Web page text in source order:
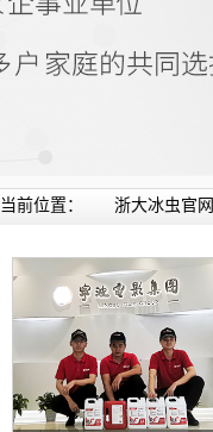
当前位置： 浙大冰虫官网